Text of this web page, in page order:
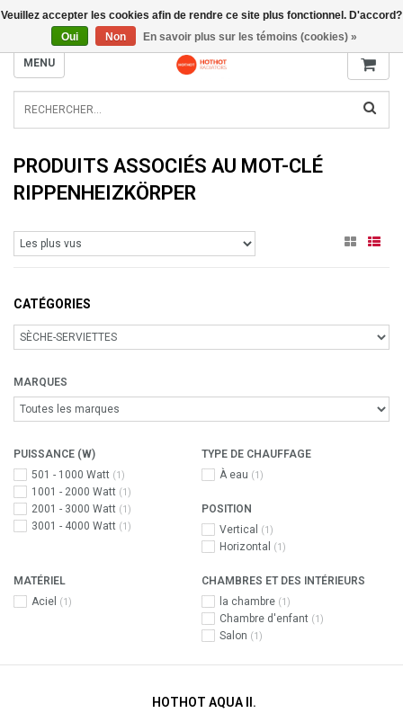
INFO@RADIATORS.SHOP
MENU
PRODUITS ASSOCIÉS AU MOT-CLÉ
RIPPENHEIZKÖRPER
CATÉGORIES
MARQUES
PUISSANCE (W)
501 - 1000 Watt (1)
1001 - 2000 Watt (1)
2001 - 3000 Watt (1)
3001 - 4000 Watt (1)
TYPE DE CHAUFFAGE
À eau (1)
POSITION
Vertical
(1)
Horizontal (1)
MATÉRIEL
Aciel
(1)
CHAMBRES ET DES INTÉRIEURS
la chambre (1)
Chambre d'enfant (1)
Salon (1)
HOTHOT AQUA II.
Veuillez accepter les cookies afin de rendre ce site plus fonctionnel. D'accord?
Oui
Non En savoir plus sur les témoins (cookies) »